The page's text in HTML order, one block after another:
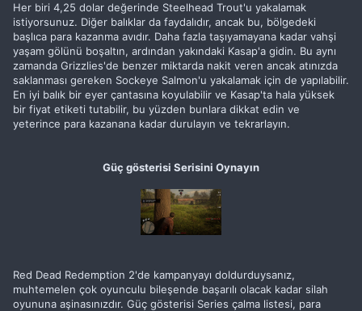
Her biri 4,25 dolar değerinde Steelhead Trout'u yakalamak
istiyorsunuz. Diğer balıklar da faydalıdır, ancak bu, bölgedeki
başlıca para kazanma avıdır. Daha fazla taşıyamayana kadar vahşi
yaşam gölünü boşaltın, ardından yakındaki Kasap'a gidin. Bu aynı
zamanda Grizzlies'de benzer miktarda nakit veren ancak atınızda
saklanması gereken Sockeye Salmon'u yakalamak için de yapılabilir.
En iyi balık bir eyer çantasına koyulabilir ve Kasap'ta hala yüksek
bir fiyat etiketi tutabilir, bu yüzden bunlara dikkat edin ve
yeterince para kazanana kadar durulayın ve tekrarlayın.
Güç gösterisi Serisini Oynayın
Red Dead Redemption 2'de kampanyayı doldurduysanız,
muhtemelen çok oyunculu bileşende başarılı olacak kadar silah
oyununa aşinasınızdır. Güç gösterisi Series çalma listesi, para